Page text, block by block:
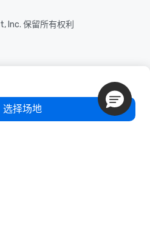
选择场地
保留所有权利